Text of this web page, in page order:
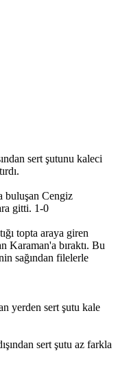
sert şutunu kaleci
buluşan Cengiz
gitti. 1-0
topta araya giren
Karaman'a bıraktı. Bu
sağından filelerle
yerden sert şutu kale
sert şutu az farkla